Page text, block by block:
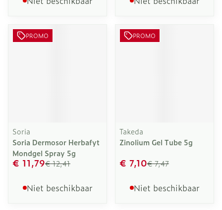
PROMO
Soria
Soria Dermosor Herbafyt
Mondgel Spray 5g
€ 12,41
€ 11,79
Niet beschikbaar
PROMO
Takeda
Zinolium Gel Tube 5g
€ 7,47
€ 7,10
Niet beschikbaar